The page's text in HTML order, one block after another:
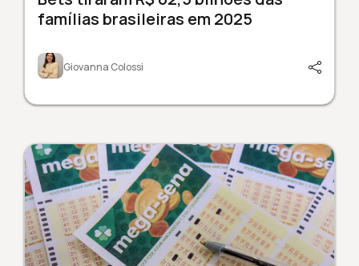
famílias brasileiras em 2025
Giovanna Colossi